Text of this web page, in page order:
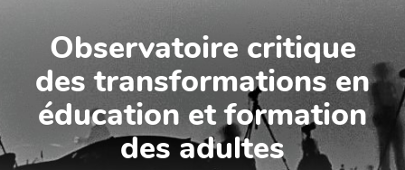
Observatoire critique
des transformations en
éducation et formation
des adultes